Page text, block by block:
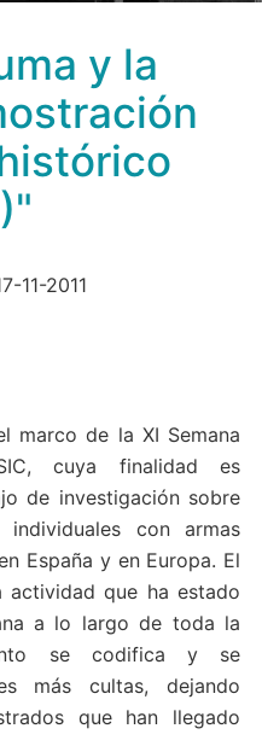
y la
11-2011
marco de la XI Semana
cuya finalidad es
de investigación sobre
con armas
España y en Europa. El
actividad que ha estado
a lo largo de toda la
se codifica y se
más cultas, dejando
que han llegado